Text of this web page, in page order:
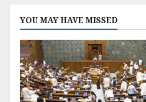
YOU MAY HAVE MISSED